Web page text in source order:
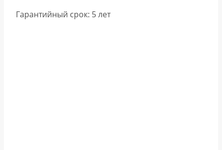
Гарантийный срок: 5 лет